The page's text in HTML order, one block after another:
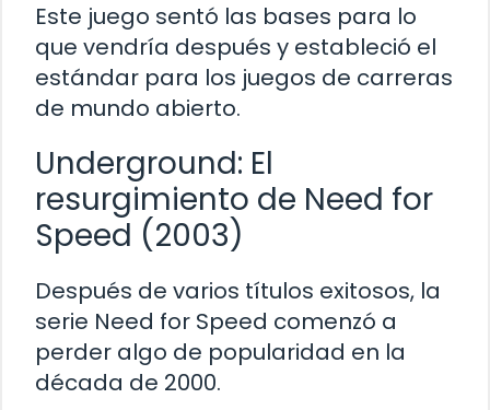
Este juego sentó las bases para lo
que vendría después y estableció el
estándar para los juegos de carreras
de mundo abierto.
Underground: El
resurgimiento de Need for
Speed (2003)
Después de varios títulos exitosos, la
serie Need for Speed comenzó a
perder algo de popularidad en la
década de 2000.